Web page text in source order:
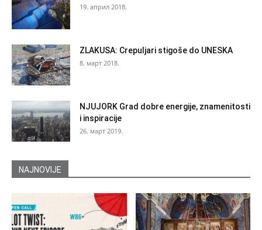
19. април 2018.
ZLAKUSA: Crepuljari stigoše do UNESKA
8. март 2018.
NJUJORK Grad dobre energije, znamenitosti
i inspiracije
26. март 2019.
NAJNOVIJE